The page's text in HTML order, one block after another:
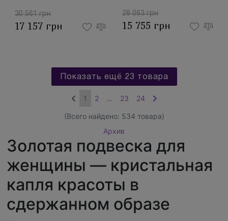
30 561 грн
17 157 грн
28 063 грн
15 755 грн
Показать ещё 23 товара
1 2 … 23 24
(Всего найдено: 534 товара)
Архив
Золотая подвеска для
женщины — кристальная
капля красоты в
сдержанном образе